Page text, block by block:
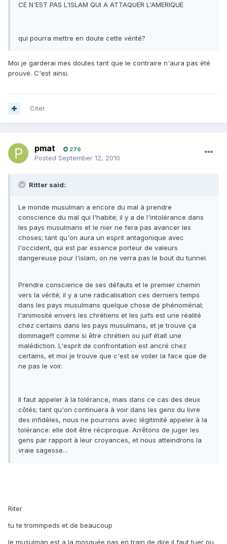
CE N'EST PAS L'ISLAM QUI A ATTAQUER L'AMERIQUE
qui pourra mettre en doute cette vérité?
Moi je garderai mes doutes tant que le contraire n'aura pas été
prouvé. C'est ainsi.
Citer
pmat 276
Posted September 12, 2010
Ritter said:
Le monde musulman a encore du mal à prendre
conscience du mal qui l'habite; il y a de l'intolérance dans
les pays musulmans et le nier ne fera pas avancer les
choses; tant qu'on aura un esprit antagonique avec
l'occident, qui est par essence porteur de valeurs
dangereuse pour l'islam, on ne verra pas le bout du tunnel.
Prendre conscience de ses défauts et le premier chemin
vers la vérité; il y a une radicalisation ces derniers temps
dans les pays musulmans quelque chose de phénoménal;
l'animosité envers les chrétiens et les juifs est une réalité
chez certains dans les pays musulmans, et je trouve ça
dommage!!! comme si être chrétien ou juif était une
malédiction. L'esprit de confrontation est ancré chez
certains, et moi je trouve que c'est se voiler la face que de
ne pas le voir.
Il faut appeler à la tolérance, mais dans ce cas des deux
côtés; tant qu'on continuera à voir dans les gens du livre
des infidèles, nous ne pourrons avec légitimité appeler à la
tolérance: elle doit être réciproque. Arrêtons de juger les
gens par rapport à leur croyances, et nous atteindrons la
vraie sagesse...
Riter
tu te trommpeds et de beaucoup
le musulman est a la mosquée pas en train de dire il faut tuer ou